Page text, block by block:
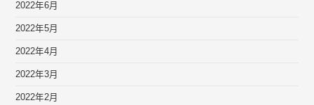
2022年6月
2022年5月
2022年4月
2022年3月
2022年2月